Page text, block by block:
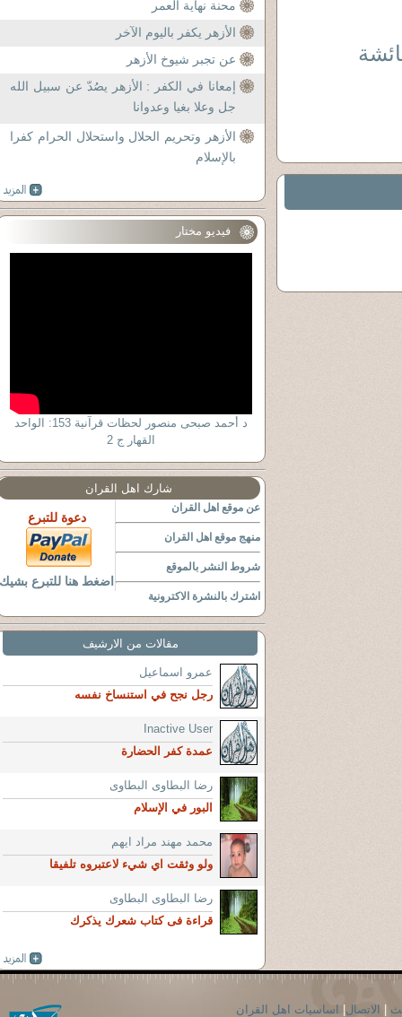
محنة نهاية العمر
الأزهر يكفر باليوم الآخر
عن تجبر شيوخ الأزهر
إمعانا في الكفر : الأزهر يصُدّ عن سبيل الله
جل وعلا بغيا وعدوانا
الأزهر وتحريم الحلال واستحلال الحرام كفرا
بالإسلام
فيديو مختار
د أحمد صبحى منصور لحظات قرآنية 153: الواحد
القهار ج 2
شارك اهل القران
عن موقع اهل القران
منهج موقع اهل القران
شروط النشر بالموقع
اشترك بالنشرة الاكترونية
دعوة للتبرع
اضغط هنا للتبرع بشيك
مقالات من الارشيف
عمرو اسماعيل
رجل نجح في استنساخ نفسه
Inactive User
عمدة كفر الحضارة
رضا البطاوى البطاوى
البور في الإسلام
محمد مهند مراد ايهم
ولو وثقت اي شيء لاعتبروه تلفيقا
رضا البطاوى البطاوى
قراءة فى كتاب شعرك يذكرك
الاتصال اساسيات اهل القران